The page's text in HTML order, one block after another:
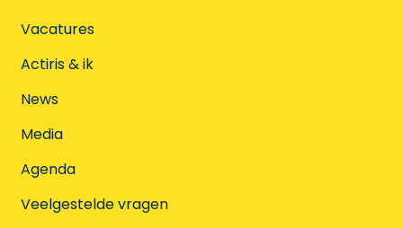
Vacatures
Actiris & ik
News
Media
Agenda
Veelgestelde vragen